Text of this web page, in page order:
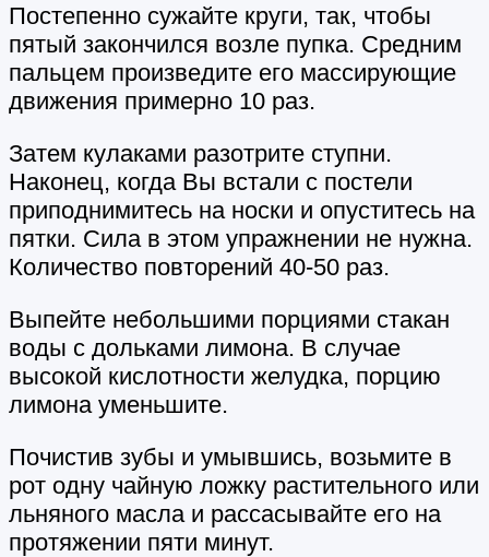
Постепенно сужайте круги, так, чтобы
пятый закончился возле пупка. Средним
пальцем произведите его массирующие
движения примерно 10 раз.
Затем кулаками разотрите ступни.
Наконец, когда Вы встали с постели
приподнимитесь на носки и опуститесь на
пятки. Сила в этом упражнении не нужна.
Количество повторений 40-50 раз.
Выпейте небольшими порциями стакан
воды с дольками лимона. В случае
высокой кислотности желудка, порцию
лимона уменьшите.
Почистив зубы и умывшись, возьмите в
рот одну чайную ложку растительного или
льняного масла и рассасывайте его на
протяжении пяти минут.